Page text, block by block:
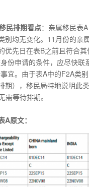
民排期看点：亲属移民表
别均无变化。11月份的亲
优先日在表B之前且符合
份申请的条件，应尽快联
宜。由于表A中的F2A类
期），移民局特地说明此
需等待排期。
A原文：